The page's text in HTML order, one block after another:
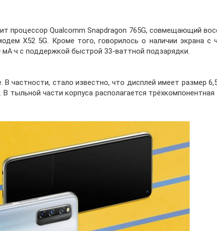
процессор Qualcomm Snapdragon 765G, совмещающий
X52 5G. Кроме того, говорилось о наличии экрана с
с поддержкой быстрой 33-ваттной подзарядки.
частности, стало известно, что дисплей имеет размер
тыльной части корпуса располагается трёхкомпонентная